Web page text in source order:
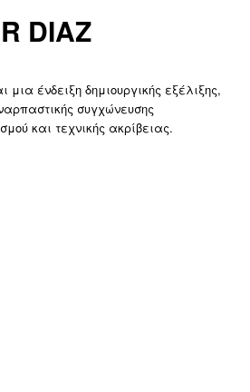
DIAZ
μια ένδειξη δημιουργικής εξέλιξης,
συγχώνευσης
και τεχνικής ακρίβειας.